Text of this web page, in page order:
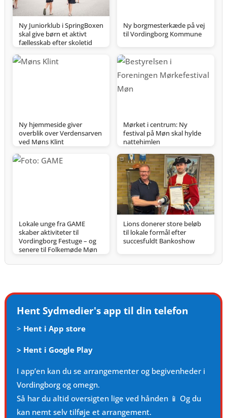
Ny Juniorklub i SpringBoxen
skal give børn et aktivt
fællesskab efter skoletid
Ny borgmesterkæde på vej
til Vordingborg Kommune
Ny hjemmeside giver
overblik over Verdensarven
ved Møns Klint
Mørket i centrum: Ny
festival på Møn skal hylde
nattehimlen
Lokale unge fra GAME
skaber aktiviteter til
Vordingborg Festuge – og
senere til Folkemøde Møn
Lions donerer store beløb
til lokale formål efter
succesfuldt Bankoshow
Hent Sydmedier's app til din telefon
> Hent i App store
> Hent i Google Play
I app’en kan du se arrangementer og begivenheder i
Vordingborg og omegn.
Så har du altid oversigten lige ved hånden 📱 Og du
kan nemt selv tilføje et arrangement.